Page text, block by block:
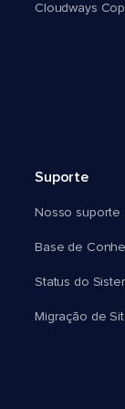
Cloudways
Suporte
Nosso suporte
Base de
Status do
Migração de